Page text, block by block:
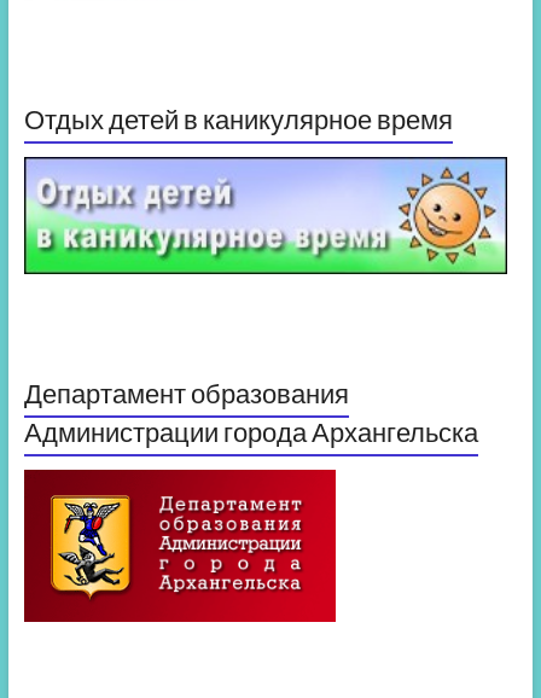
Отдых детей в каникулярное время
Департамент образования
Администрации города Архангельска